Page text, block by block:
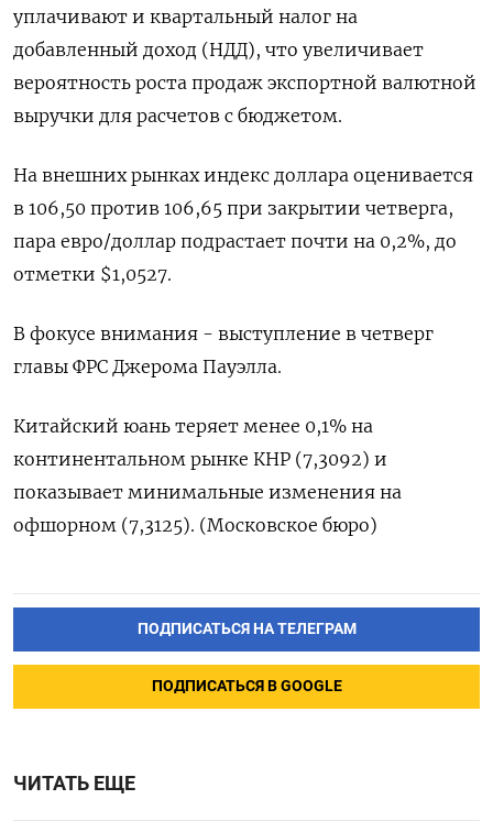
уплачивают и квартальный налог на
добавленный доход (НДД), что увеличивает
вероятность роста продаж экспортной валютной
выручки для расчетов с бюджетом.
На внешних рынках индекс доллара оценивается
в 106,50 против 106,65 при закрытии четверга,
пара евро/доллар подрастает почти на 0,2%, до
отметки $1,0527.
В фокусе внимания - выступление в четверг
главы ФРС Джерома Пауэлла.
Китайский юань теряет менее 0,1% на
континентальном рынке КНР (7,3092) и
показывает минимальные изменения на
офшорном (7,3125). (Московское бюро)
ПОДПИСАТЬСЯ НА ТЕЛЕГРАМ
ПОДПИСАТЬСЯ В GOOGLE
ЧИТАТЬ ЕЩЕ